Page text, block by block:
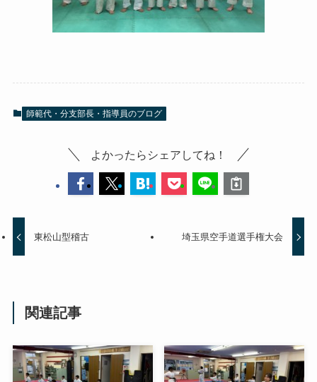
師範代・分支部長・指導員のブログ
よかったらシェアしてね！
東松山型稽古 埼玉県空手道選手権大会
関連記事